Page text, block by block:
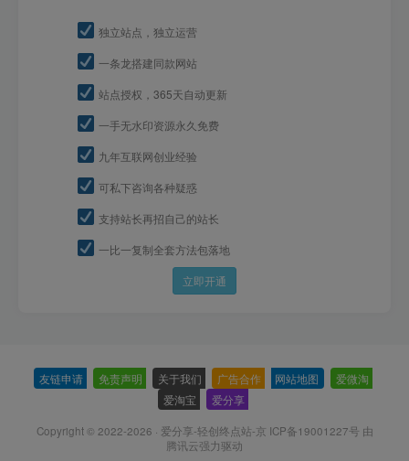
独立站点，独立运营
一条龙搭建同款网站
站点授权，365天自动更新
一手无水印资源永久免费
九年互联网创业经验
可私下咨询各种疑惑
支持站长再招自己的站长
一比一复制全套方法包落地
立即开通
友链申请 免责声明 关于我们 广告合作 网站地图 爱微淘
爱淘宝
爱分享
Copyright © 2022-2026 · 爱分享-轻创终点站-京 ICP备19001227号 由
腾讯云强力驱动